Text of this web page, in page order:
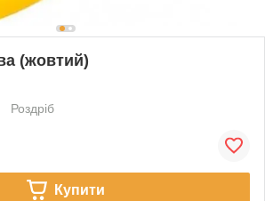
(жовтий)
Роздріб
Купити